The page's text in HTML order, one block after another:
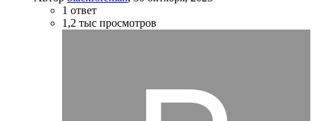
1 ответ
1,2 тыс просмотров